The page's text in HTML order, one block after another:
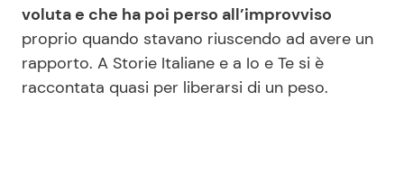
Seguici
voluta e che ha poi perso all’improvviso
proprio quando stavano riuscendo ad avere un
rapporto. A Storie Italiane e a Io e Te si è
raccontata quasi per liberarsi di un peso.